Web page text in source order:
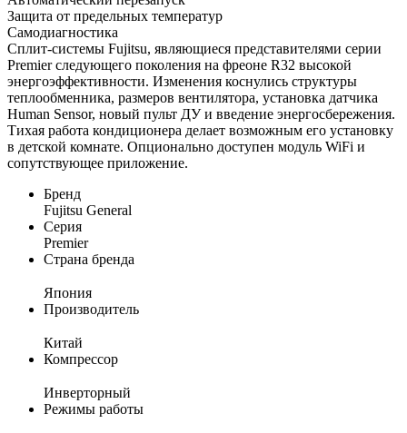
Защита от предельных температур
Самодиагностика
Сплит-системы Fujitsu, являющиеся представителями серии
Premier следующего поколения на фреоне R32 высокой
энергоэффективности. Изменения коснулись структуры
теплообменника, размеров вентилятора, установка датчика
Human Sensor, новый пульт ДУ и введение энергосбережения.
Тихая работа кондиционера делает возможным его установку
в детской комнате. Опционально доступен модуль WiFi и
сопутствующее приложение.
Бренд
Fujitsu General
Серия
Premier
Страна бренда
Япония
Производитель
Китай
Компрессор
Инверторный
Режимы работы